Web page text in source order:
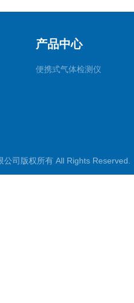
产品中心
便携式气体检测仪
公司版权所有 All Rights